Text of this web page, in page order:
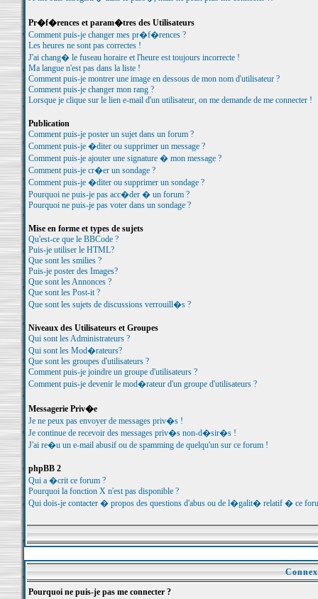
Pr�f�rences et param�tres des Utilisateurs
Comment puis-je changer mes pr�f�rences ?
Les heures ne sont pas correctes !
J'ai chang� le fuseau horaire et l'heure est toujours incorrecte !
Ma langue n'est pas dans la liste !
Comment puis-je montrer une image en dessous de mon nom d'utilisateur ?
Comment puis-je changer mon rang ?
Lorsque je clique sur le lien e-mail d'un utilisateur, on me demande de me connecter !
Publication
Comment puis-je poster un sujet dans un forum ?
Comment puis-je �diter ou supprimer un message ?
Comment puis-je ajouter une signature � mon message ?
Comment puis-je cr�er un sondage ?
Comment puis-je �diter ou supprimer un sondage ?
Pourquoi ne puis-je pas acc�der � un forum ?
Pourquoi ne puis-je pas voter dans un sondage ?
Mise en forme et types de sujets
Qu'est-ce que le BBCode ?
Puis-je utiliser le HTML?
Que sont les smilies ?
Puis-je poster des Images?
Que sont les Annonces ?
Que sont les Post-it ?
Que sont les sujets de discussions verrouill�s ?
Niveaux des Utilisateurs et Groupes
Qui sont les Administrateurs ?
Qui sont les Mod�rateurs?
Que sont les groupes d'utilisateurs ?
Comment puis-je joindre un groupe d'utilisateurs ?
Comment puis-je devenir le mod�rateur d'un groupe d'utilisateurs ?
Messagerie Priv�e
Je ne peux pas envoyer de messages priv�s !
Je continue de recevoir des messages priv�s non-d�sir�s !
J'ai re�u un e-mail abusif ou de spamming de quelqu'un sur ce forum !
phpBB 2
Qui a �crit ce forum ?
Pourquoi la fonction X n'est pas disponible ?
Qui dois-je contacter � propos des questions d'abus ou de l�galit� relatif � ce
Pourquoi ne puis-je pas me connecter ?